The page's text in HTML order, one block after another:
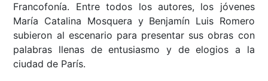
Francofonía. Entre todos los autores, los jóvenes
María Catalina Mosquera y Benjamín Luis Romero
subieron al escenario para presentar sus obras con
palabras llenas de entusiasmo y de elogios a la
ciudad de París.